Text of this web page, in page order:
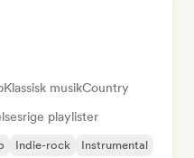
Klassisk musikCountry
playlister
Indie-rock
Instrumental